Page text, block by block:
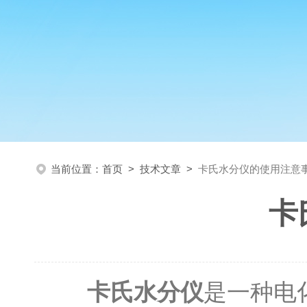
当前位置： 首页 > 技术文章 > 卡氏水分仪的使用注意
卡
卡氏水分仪是一种电